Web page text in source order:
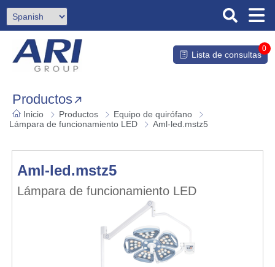
Lista de consultas
0
Productos
Inicio Productos
Equipo de quirófano
Lámpara de funcionamiento LED
Aml-led.mstz5
Aml-led.mstz5
Lámpara de funcionamiento LED